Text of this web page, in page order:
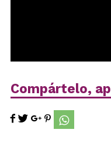
Compártelo,